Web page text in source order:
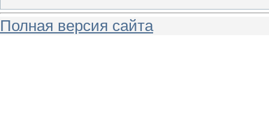
Полная версия сайта